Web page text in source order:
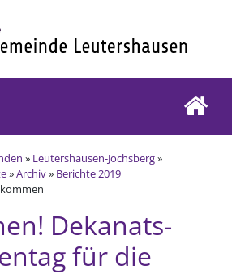
» Leutershausen-Jochsberg»
»Archiv» Berichte 2019
Dekanats-
für die